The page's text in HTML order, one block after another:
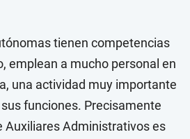
tienen competencias
emplean a mucho personal en
una actividad muy importante
funciones. Precisamente
Auxiliares Administrativos es